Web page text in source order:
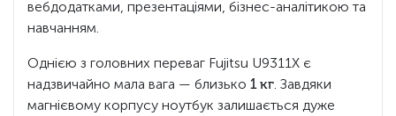
вебдодатками, презентаціями, бізнес-аналітикою та
навчанням.
Однією з головних переваг Fujitsu U9311X є
надзвичайно мала вага — близько 1 кг . Завдяки
магнієвому корпусу ноутбук залишається дуже